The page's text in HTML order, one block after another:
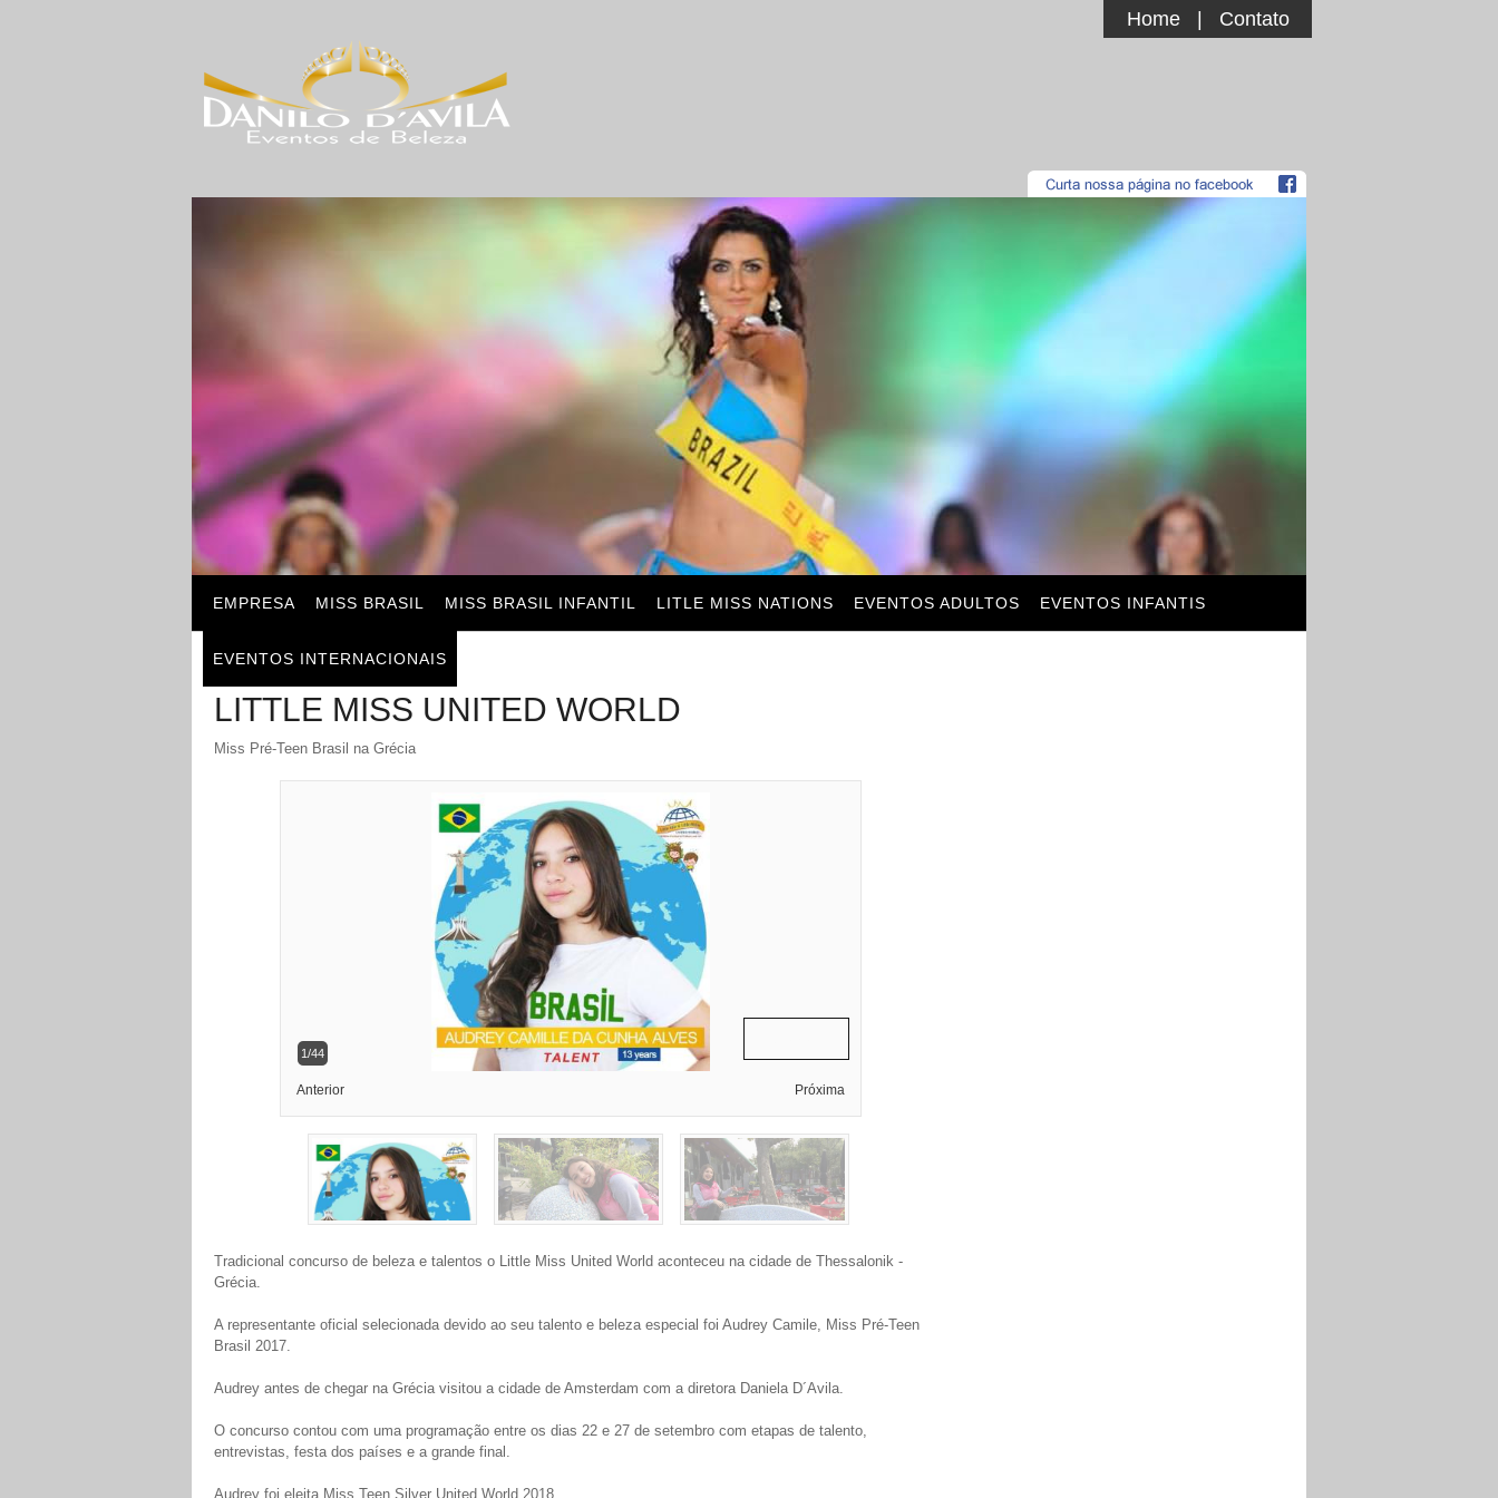
Home| Contato
EMPRESA MISS BRASIL MISS BRASIL INFANTIL LITLE MISS NATIONS EVENTOS ADULTOS EVENTOS INFANTIS
EVENTOS INTERNACIONAIS
LITTLE MISS UNITED WORLD
Miss Pré-Teen Brasil na Grécia
1/44
Anterior Próxima
Tradicional concurso de beleza e talentos o Little Miss United World aconteceu na cidade de Thessalonik -
Grécia.
A representante oficial selecionada devido ao seu talento e beleza especial foi Audrey Camile, Miss Pré-Teen
Brasil 2017.
Audrey antes de chegar na Grécia visitou a cidade de Amsterdam com a diretora Daniela D´Avila.
O concurso contou com uma programação entre os dias 22 e 27 de setembro com etapas de talento,
entrevistas, festa dos países e a grande final.
Audrey foi eleita Miss Teen Silver United World 2018.